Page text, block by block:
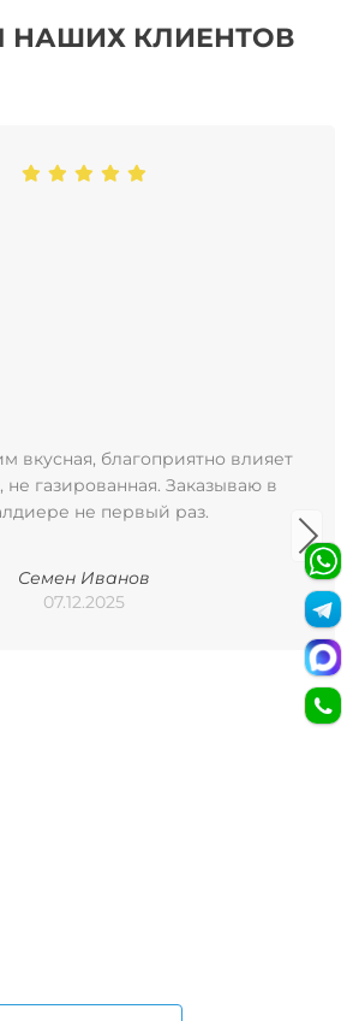
НАШИХ КЛИЕНТОВ
вкусная, благоприятно влияет
не газированная. Заказываю в
не первый раз.
Семен Иванов
07.12.2025